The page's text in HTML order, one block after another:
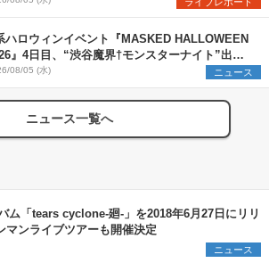
ハロウィンイベント『MASKED HALLOWEEN
』4日目、“渋谷魔界†モンスターナイト”出演6
発表
08/05 (水) ニュース
ニュース一覧へ
ム「tears cyclone-廻-」を2018年6月27日にリリ
マンライブツアーも開催決定
ニュース